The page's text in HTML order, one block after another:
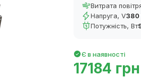
Витрата
Напруга, V380
Потужність, Вт
Є в наявності
17184 грн